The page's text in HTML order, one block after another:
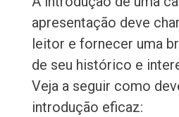
apresentação deve
leitor e fornecer uma
de seu histórico e
Veja a seguir como
introdução eficaz: